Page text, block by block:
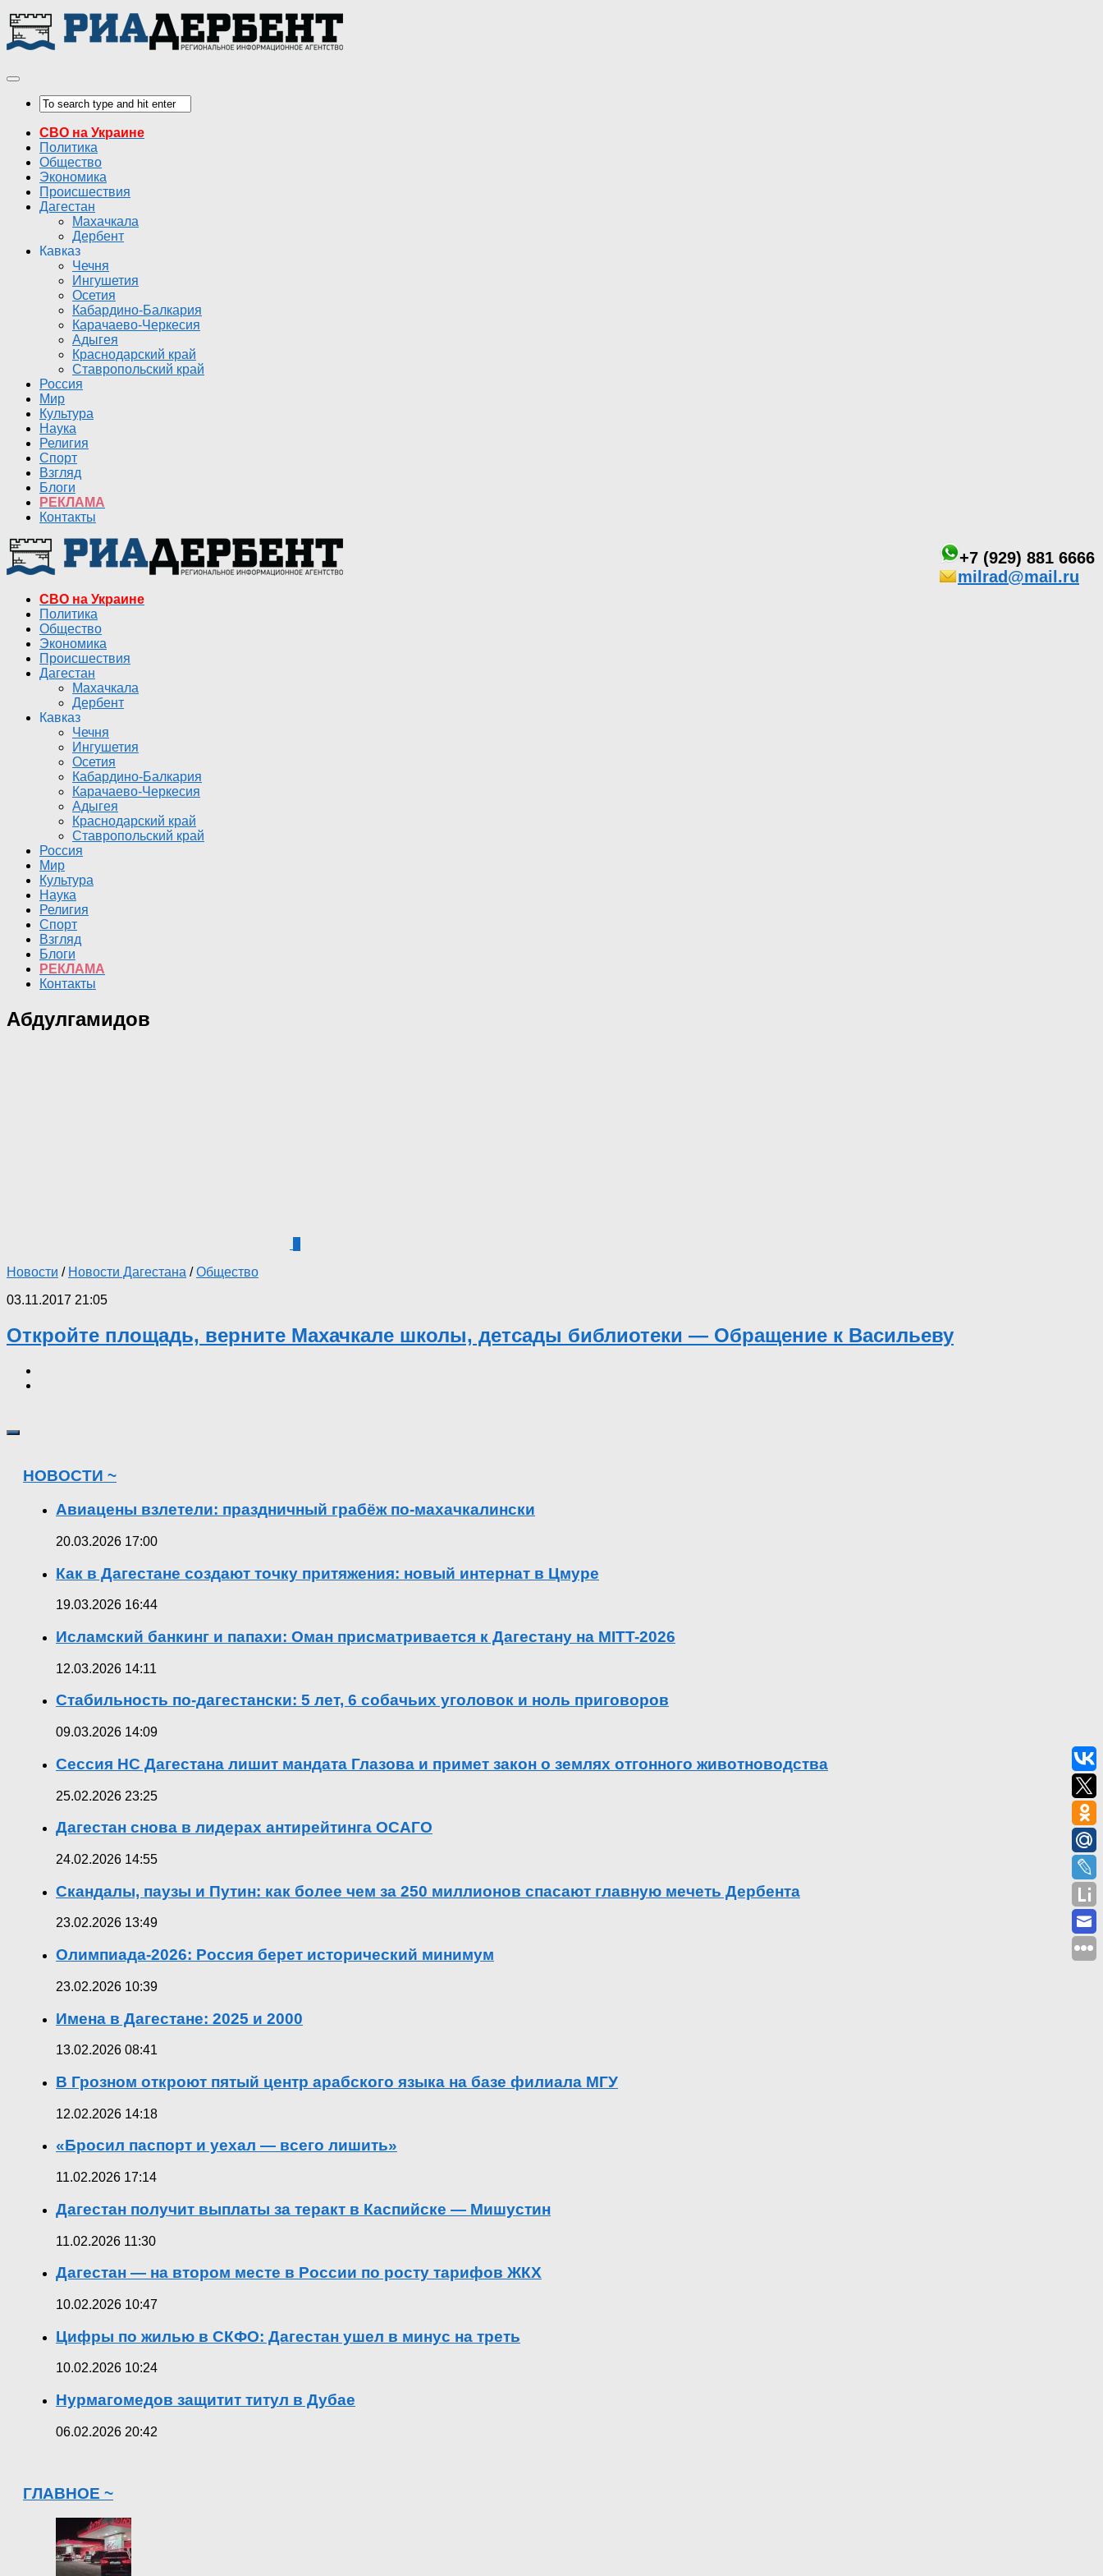
СВО на Украине
Политика
Общество
Экономика
Происшествия
Дагестан
Махачкала
Дербент
Кавказ
Чечня
Ингушетия
Осетия
Кабардино-Балкария
Карачаево-Черкесия
Адыгея
Краснодарский край
Ставропольский край
Россия
Мир
Культура
Наука
Религия
Спорт
Взгляд
Блоги
РЕКЛАМА
Контакты
+7 (929) 881 6666
milrad@mail.ru
СВО на Украине
Политика
Общество
Экономика
Происшествия
Дагестан
Махачкала
Дербент
Кавказ
Чечня
Ингушетия
Осетия
Кабардино-Балкария
Карачаево-Черкесия
Адыгея
Краснодарский край
Ставропольский край
Россия
Мир
Культура
Наука
Религия
Спорт
Взгляд
Блоги
РЕКЛАМА
Контакты
Абдулгамидов
Новости / Новости Дагестана /Общество
03.11.2017 21:05
Откройте площадь, верните Махачкале школы, детсады библиотеки — Обращение к Васильеву
НОВОСТИ ~
Авиацены взлетели: праздничный грабёж по-махачкалински
20.03.2026 17:00
Как в Дагестане создают точку притяжения: новый интернат в Цмуре
19.03.2026 16:44
Исламский банкинг и папахи: Оман присматривается к Дагестану на MITT-2026
12.03.2026 14:11
Стабильность по-дагестански: 5 лет, 6 собачьих уголовок и ноль приговоров
09.03.2026 14:09
Сессия НС Дагестана лишит мандата Глазова и примет закон о землях отгонного животноводства
25.02.2026 23:25
Дагестан снова в лидерах антирейтинга ОСАГО
24.02.2026 14:55
Скандалы, паузы и Путин: как более чем за 250 миллионов спасают главную мечеть Дербента
23.02.2026 13:49
Олимпиада-2026: Россия берет исторический минимум
23.02.2026 10:39
Имена в Дагестане: 2025 и 2000
13.02.2026 08:41
В Грозном откроют пятый центр арабского языка на базе филиала МГУ
12.02.2026 14:18
«Бросил паспорт и уехал — всего лишить»
11.02.2026 17:14
Дагестан получит выплаты за теракт в Каспийске — Мишустин
11.02.2026 11:30
Дагестан — на втором месте в России по росту тарифов ЖКХ
10.02.2026 10:47
Цифры по жилью в СКФО: Дагестан ушел в минус на треть
10.02.2026 10:24
Нурмагомедов защитит титул в Дубае
06.02.2026 20:42
ГЛАВНОЕ ~